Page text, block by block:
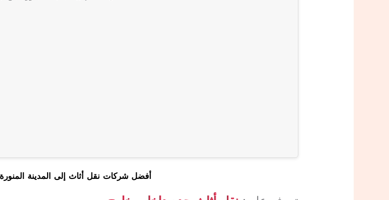
ل
و
أفضل شركات نقل أثاث إلى المدينة